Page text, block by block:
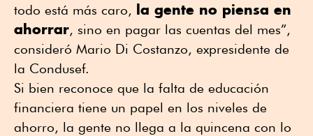
todo está más caro, la gente no piensa en
ahorrar, sino en pagar las cuentas del mes”,
consideró Mario Di Costanzo, expresidente de
la Condusef.
Si bien reconoce que la falta de educación
financiera tiene un papel en los niveles de
ahorro, la gente no llega a la quincena con lo